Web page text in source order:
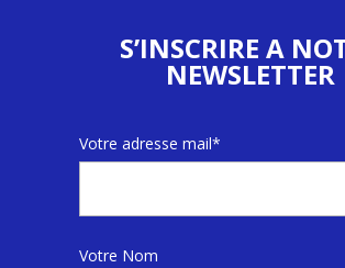
S’INSCRIRE A
NEWSLETTER
Votre adresse mail*
Votre Nom